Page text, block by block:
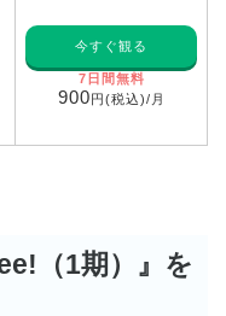
今すぐ観る
7日間無料
900円(税込)/月
（1期）』を